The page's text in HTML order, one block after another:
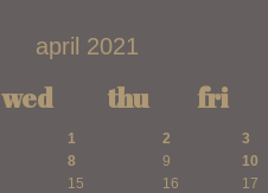
april 2021
wed thu fri
1 2
3
8 9
10
15 16
17